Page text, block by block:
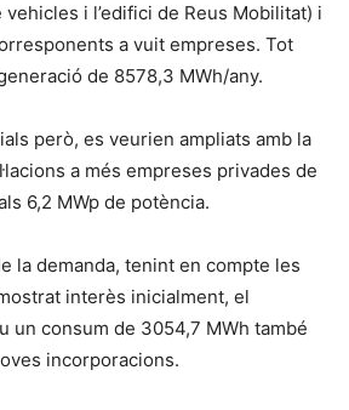
i l’edifici de Reus Mobilitat) i
a vuit empreses. Tot
de 8578,3 MWh/any.
però, es veurien ampliats amb la
a més empreses privades de
6,2 MWp de potència.
la demanda, tenint en compte les
interès inicialment, el
un consum de 3054,7 MWh també
incorporacions.